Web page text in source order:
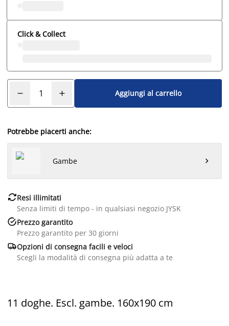
Click & Collect
Aggiungi al carrello
Potrebbe piacerti anche:
Gambe 
Resi illimitati
Senza limiti di tempo - in qualsiasi negozio JYSK
Prezzo garantito
Prezzo garantito per 30 giorni
Opzioni di consegna facili e veloci
Scegli la modalità di consegna più adatta a te
11 doghe. Escl. gambe. 160x190 cm